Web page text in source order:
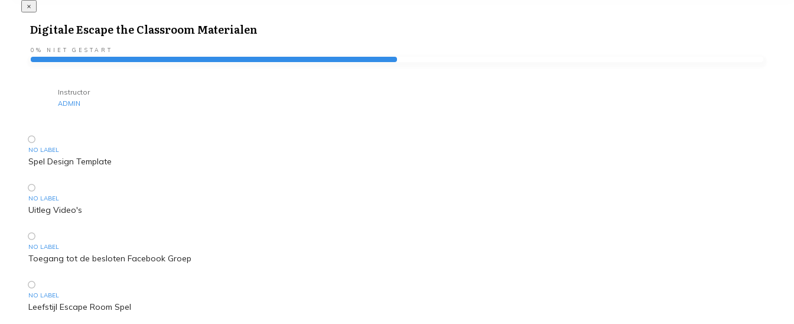
Digitale Escape the Classroom Materialen
0% NIET GESTART
Instructor
ADMIN
NO LABEL
Spel Design Template
NO LABEL
Uitleg Video's
NO LABEL
Toegang tot de besloten Facebook Groep
NO LABEL
Leefstijl Escape Room Spel